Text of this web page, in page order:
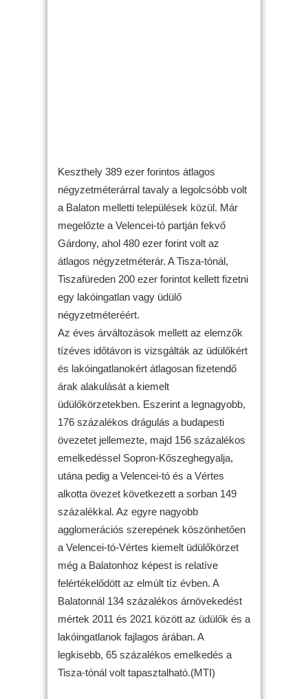
Keszthely 389 ezer forintos átlagos
négyzetméterárral tavaly a legolcsóbb volt
a Balaton melletti települések közül. Már
megelőzte a Velencei-tó partján fekvő
Gárdony, ahol 480 ezer forint volt az
átlagos négyzetméterár. A Tisza-tónál,
Tiszafüreden 200 ezer forintot kellett fizetni
egy lakóingatlan vagy üdülő
négyzetméteréért.
Az éves árváltozások mellett az elemzők
tízéves időtávon is vizsgálták az üdülőkért
és lakóingatlanokért átlagosan fizetendő
árak alakulását a kiemelt
üdülőkörzetekben. Eszerint a legnagyobb,
176 százalékos drágulás a budapesti
övezetet jellemezte, majd 156 százalékos
emelkedéssel Sopron-Kőszeghegyalja,
utána pedig a Velencei-tó és a Vértes
alkotta övezet következett a sorban 149
százalékkal. Az egyre nagyobb
agglomerációs szerepének köszönhetően
a Velencei-tó-Vértes kiemelt üdülőkörzet
még a Balatonhoz képest is relatíve
felértékelődött az elmúlt tíz évben. A
Balatonnál 134 százalékos árnövekedést
mértek 2011 és 2021 között az üdülők és a
lakóingatlanok fajlagos árában. A
legkisebb, 65 százalékos emelkedés a
Tisza-tónál volt tapasztalható.(MTI)